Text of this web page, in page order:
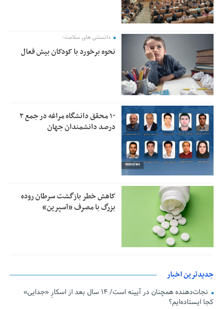
دانستنی های سلامت؛
نحوه برخورد با کودکان بیش فعال
۱۰ محقق دانشگاه مراغه در جمع ۲
درصد دانشمندان جهان
کاهش خطر بازگشت سرطان روده
بزرگ با مصرف «آسپرین»
جدیدترین اخبار
نجات‌دهنده‌ همچنان در آیینه است/ ۱۴ سال بعد از اسکارِ «جدایی»
کجا ایستاده‌ایم؟